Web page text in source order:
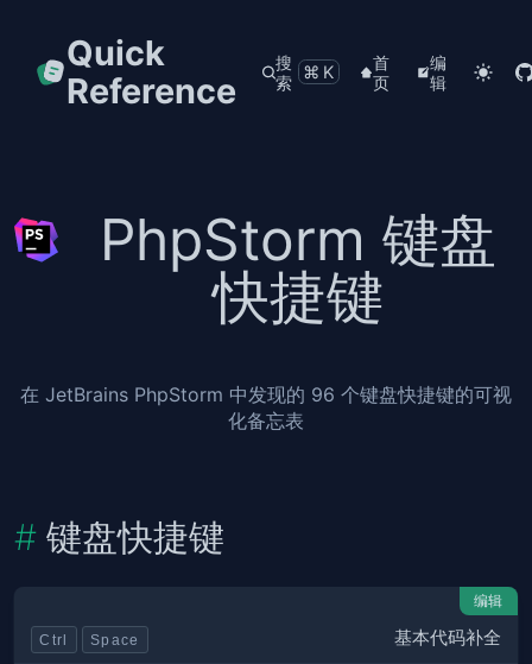
Quick
Reference
搜
索
⌘K
首
页
编
辑
PhpStorm 键盘
快捷键
在 JetBrains PhpStorm 中发现的 96 个键盘快捷键的可视
化备忘表
键盘快捷键
编辑
Ctrl Space 基本代码补全